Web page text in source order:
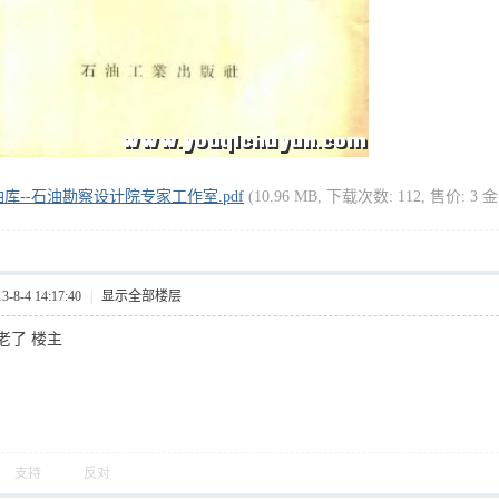
库--石油勘察设计院专家工作室.pdf (10.96 MB, 下载次数: 112, 售价: 3
8-4 14:17:40 显示全部楼层
了 楼主
支持 反对